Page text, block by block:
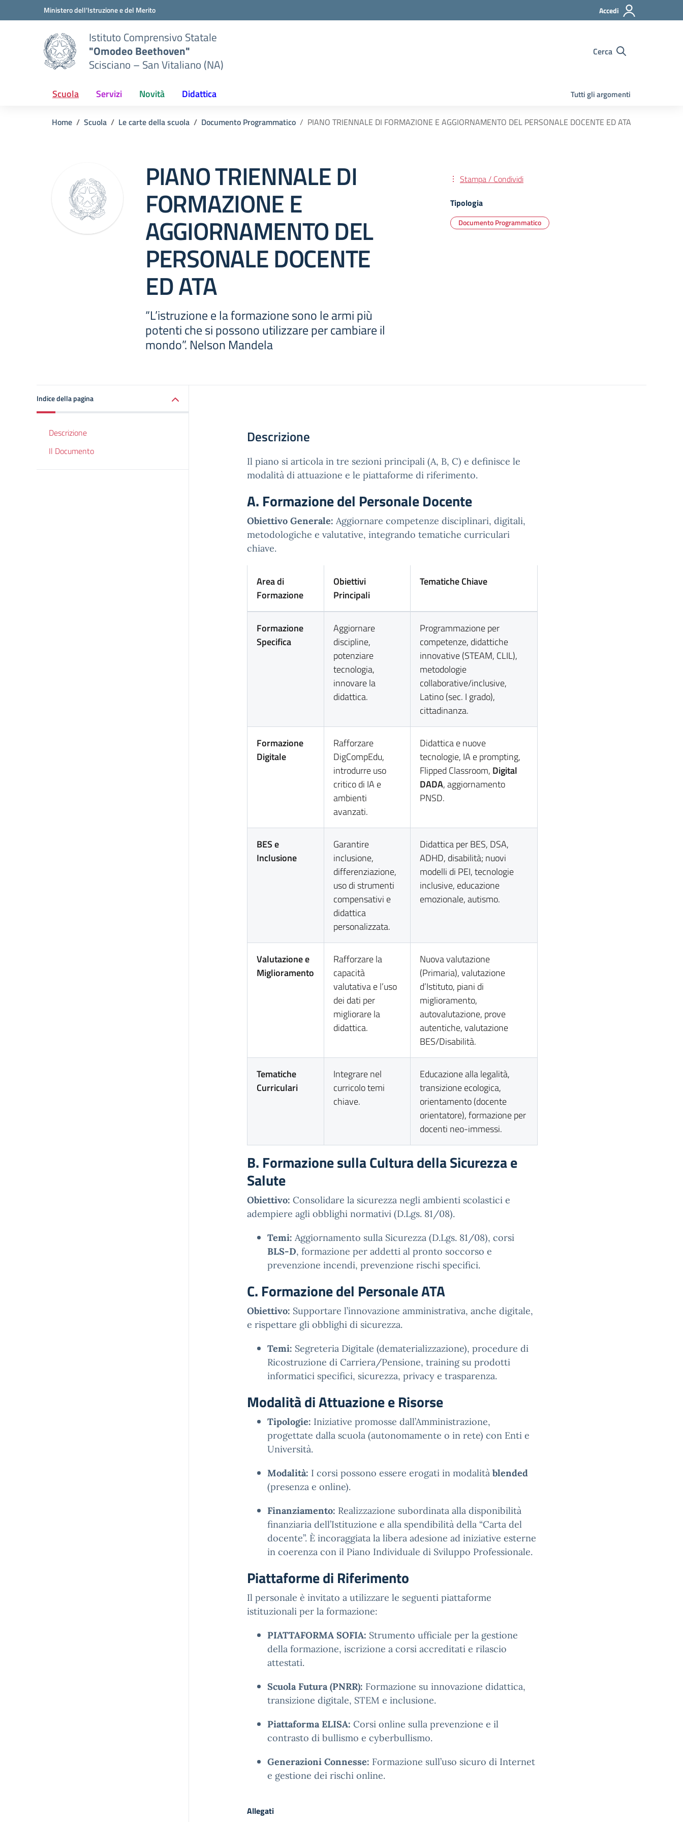
Vai ai contenuti
Vai al menu di navigazioneMinistero dell'Istruzione e del Merito Accedi
Istituto Comprensivo Statale
"Omodeo Beethoven"
Scisciano – San Vitaliano (NA)
Cerca
Scuola Servizi Novità Didattica Tutti gli argomenti
Home Scuola Le carte della scuola Documento Programmatico PIANO TRIENNALE DI FORMAZIONE E AGGIORNAMENTO DEL PERSONALE DOCENTE ED ATA
PIANO TRIENNALE DI
FORMAZIONE E
AGGIORNAMENTO DEL
PERSONALE DOCENTE
ED ATA
“L’istruzione e la formazione sono le armi più
potenti che si possono utilizzare per cambiare il
mondo”. Nelson Mandela
Stampa / Condividi
Tipologia
Documento Programmatico
Indice della pagina
Descrizione
Il Documento
Descrizione
Il piano si articola in tre sezioni principali (A, B, C) e definisce le
modalità di attuazione e le piattaforme di riferimento.
A. Formazione del Personale Docente
Obiettivo Generale: Aggiornare competenze disciplinari, digitali,
metodologiche e valutative, integrando tematiche curriculari
chiave.
Area di
Formazione
Obiettivi
Principali
Tematiche Chiave
Formazione
Specifica
Aggiornare
discipline,
potenziare
tecnologia,
innovare la
didattica.
Programmazione per
competenze, didattiche
innovative (STEAM, CLIL),
metodologie
collaborative/inclusive,
Latino (sec. I grado),
cittadinanza.
Formazione
Digitale
Rafforzare
DigCompEdu,
introdurre uso
critico di IA e
ambienti
avanzati.
Didattica e nuove
tecnologie, IA e prompting,
Flipped Classroom, Digital
DADA, aggiornamento
PNSD.
BES e
Inclusione
Garantire
inclusione,
differenziazione,
uso di strumenti
compensativi e
didattica
personalizzata.
Didattica per BES, DSA,
ADHD, disabilità; nuovi
modelli di PEI, tecnologie
inclusive, educazione
emozionale, autismo.
Valutazione e
Miglioramento
Rafforzare la
capacità
valutativa e l’uso
dei dati per
migliorare la
didattica.
Nuova valutazione
(Primaria), valutazione
d’Istituto, piani di
miglioramento,
autovalutazione, prove
autentiche, valutazione
BES/Disabilità.
Tematiche
Curriculari
Integrare nel
curricolo temi
chiave.
Educazione alla legalità,
transizione ecologica,
orientamento (docente
orientatore), formazione per
docenti neo-immessi.
B. Formazione sulla Cultura della Sicurezza e
Salute
Obiettivo: Consolidare la sicurezza negli ambienti scolastici e
adempiere agli obblighi normativi (D.Lgs. 81/08).
Temi: Aggiornamento sulla Sicurezza (D.Lgs. 81/08), corsi
BLS-D, formazione per addetti al pronto soccorso e
prevenzione incendi, prevenzione rischi specifici.
C. Formazione del Personale ATA
Obiettivo: Supportare l’innovazione amministrativa, anche digitale,
e rispettare gli obblighi di sicurezza.
Temi: Segreteria Digitale (dematerializzazione), procedure di
Ricostruzione di Carriera/Pensione, training su prodotti
informatici specifici, sicurezza, privacy e trasparenza.
Modalità di Attuazione e Risorse
Tipologie: Iniziative promosse dall’Amministrazione,
progettate dalla scuola (autonomamente o in rete) con Enti e
Università.
Modalità: I corsi possono essere erogati in modalità blended
(presenza e online).
Finanziamento: Realizzazione subordinata alla disponibilità
finanziaria dell’Istituzione e alla spendibilità della “Carta del
docente”. È incoraggiata la libera adesione ad iniziative esterne
in coerenza con il Piano Individuale di Sviluppo Professionale.
Piattaforme di Riferimento
Il personale è invitato a utilizzare le seguenti piattaforme
istituzionali per la formazione:
PIATTAFORMA SOFIA: Strumento ufficiale per la gestione
della formazione, iscrizione a corsi accreditati e rilascio
attestati.
Scuola Futura (PNRR): Formazione su innovazione didattica,
transizione digitale, STEM e inclusione.
Piattaforma ELISA: Corsi online sulla prevenzione e il
contrasto di bullismo e cyberbullismo.
Generazioni Connesse: Formazione sull’uso sicuro di Internet
e gestione dei rischi online.
Allegati